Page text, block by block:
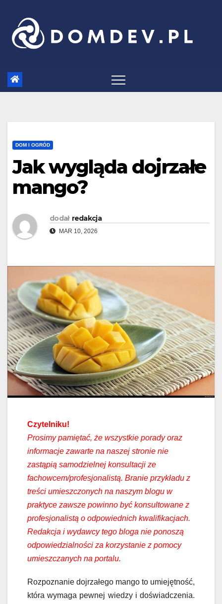
content
DOM I OGRÓD
Jak wygląda dojrzałe
mango?
dodał redakcja
MAR 10, 2026
Czytelniku!
Prosimy pamiętać, że wszystkie porady oraz
informacje zawarte na naszej stronie nie
zastąpią samodzielnej konsultacji ze
fachowcem/profesjonalistą. Branie przykładu z
treści umieszczonych na naszym blogu w
praktyce zawsze powinno być konsultowane z
profesjonalistą o odpowiednich kwalifikacjach.
Redakcja i wydawcy tego bloga nie ponoszą
odpowiedzialności za korzystanie z pomocy
umieszczanych na portalu.
Rozpoznanie dojrzałego mango to umiejętność,
która wymaga pewnej wiedzy i doświadczenia.